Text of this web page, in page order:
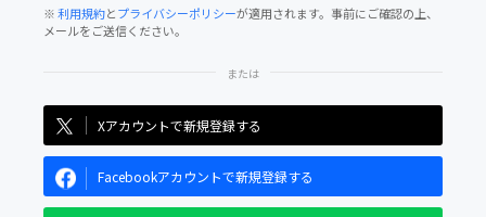
※利用規約とプライバシーポリシーが適用されます。事前にご確認の上、
メールをご送信ください。
Xアカウントで新規登録する
Facebookアカウントで新規登録する